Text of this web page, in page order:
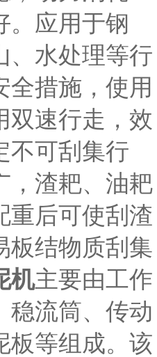
。应用于钢
、水处理等行
全措施，使用
双速行走，效
不可刮集行
，渣耙、油耙
重后可使刮渣
板结物质刮集
机主要由工作
稳流筒、传动
板等组成。该